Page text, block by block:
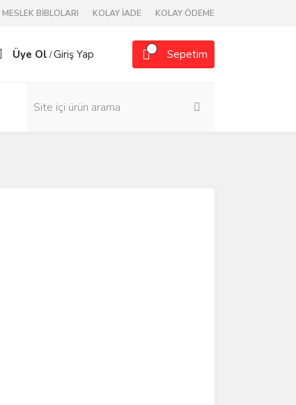
MESLEK BİBLOLARI KOLAY İADE KOLAY ÖDEME
Üye Ol /Giriş Yap Sepetim